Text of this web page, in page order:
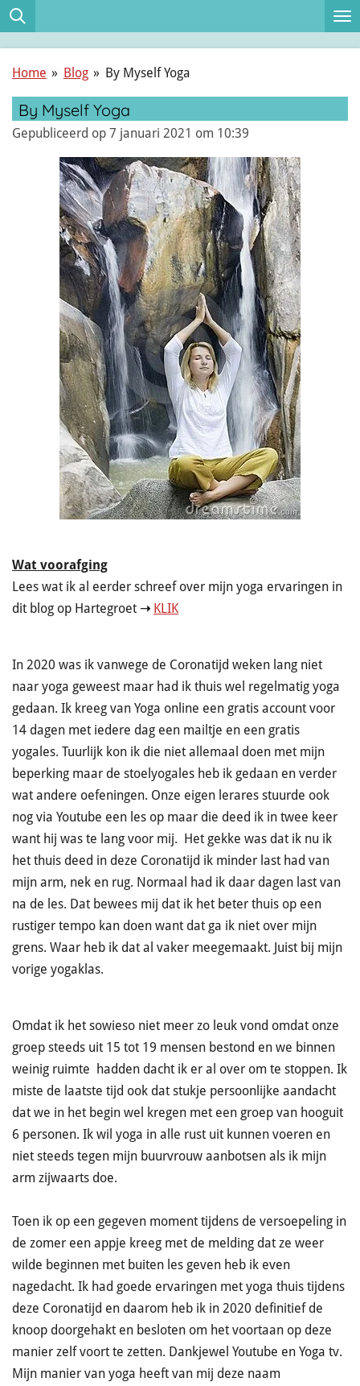
Ga
de
hoofdinhoud
Home » Blog » By Myself Yoga
By Myself Yoga
Gepubliceerd op 7 januari 2021 om 10:39
Wat voorafging
Lees wat ik al eerder schreef over mijn yoga ervaringen in
dit blog op Hartegroet ➝ KLIK
In 2020 was ik vanwege de Coronatijd weken lang niet
naar yoga geweest maar had ik thuis wel regelmatig yoga
gedaan. Ik kreeg van Yoga online een gratis account voor
14 dagen met iedere dag een mailtje en een gratis
yogales. Tuurlijk kon ik die niet allemaal doen met mijn
beperking maar de stoelyogales heb ik gedaan en verder
wat andere oefeningen. Onze eigen lerares stuurde ook
nog via Youtube een les op maar die deed ik in twee keer
want hij was te lang voor mij. Het gekke was dat ik nu ik
het thuis deed in deze Coronatijd ik minder last had van
mijn arm, nek en rug. Normaal had ik daar dagen last van
na de les. Dat bewees mij dat ik het beter thuis op een
rustiger tempo kan doen want dat ga ik niet over mijn
grens. Waar heb ik dat al vaker meegemaakt. Juist bij mijn
vorige yogaklas.
Omdat ik het sowieso niet meer zo leuk vond omdat onze
groep steeds uit 15 tot 19 mensen bestond en we binnen
weinig ruimte hadden dacht ik er al over om te stoppen. Ik
miste de laatste tijd ook dat stukje persoonlijke aandacht
dat we in het begin wel kregen met een groep van hooguit
6 personen. Ik wil yoga in alle rust uit kunnen voeren en
niet steeds tegen mijn buurvrouw aanbotsen als ik mijn
arm zijwaarts doe.
Toen ik op een gegeven moment tijdens de versoepeling in
de zomer een appje kreeg met de melding dat ze weer
wilde beginnen met buiten les geven heb ik even
nagedacht. Ik had goede ervaringen met yoga thuis tijdens
deze Coronatijd en daarom heb ik in 2020 definitief de
knoop doorgehakt en besloten om het voortaan op deze
manier zelf voort te zetten. Dankjewel Youtube en Yoga tv.
Mijn manier van yoga heeft van mij deze naam